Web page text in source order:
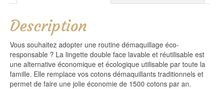
Description
Vous souhaitez adopter une routine démaquillage éco-
responsable ? La lingette double face lavable et réutilisable est
une alternative économique et écologique utilisable par toute la
famille. Elle remplace vos cotons démaquillants traditionnels et
permet de faire une jolie économie de 1500 cotons par an.